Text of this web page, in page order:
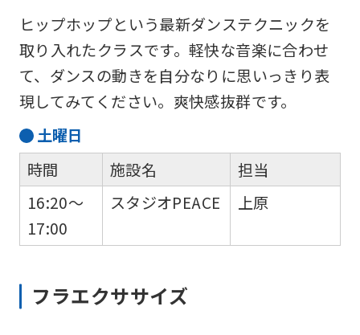
ヒップホップという最新ダンステクニックを
取り入れたクラスです。軽快な音楽に合わせ
て、ダンスの動きを自分なりに思いっきり表
現してみてください。爽快感抜群です。
土曜日
時間
16:20～
17:00
施設名
スタジオPEACE
担当
上原
フラエクササイズ
translation
may
differ
from
original
content.
We
fully